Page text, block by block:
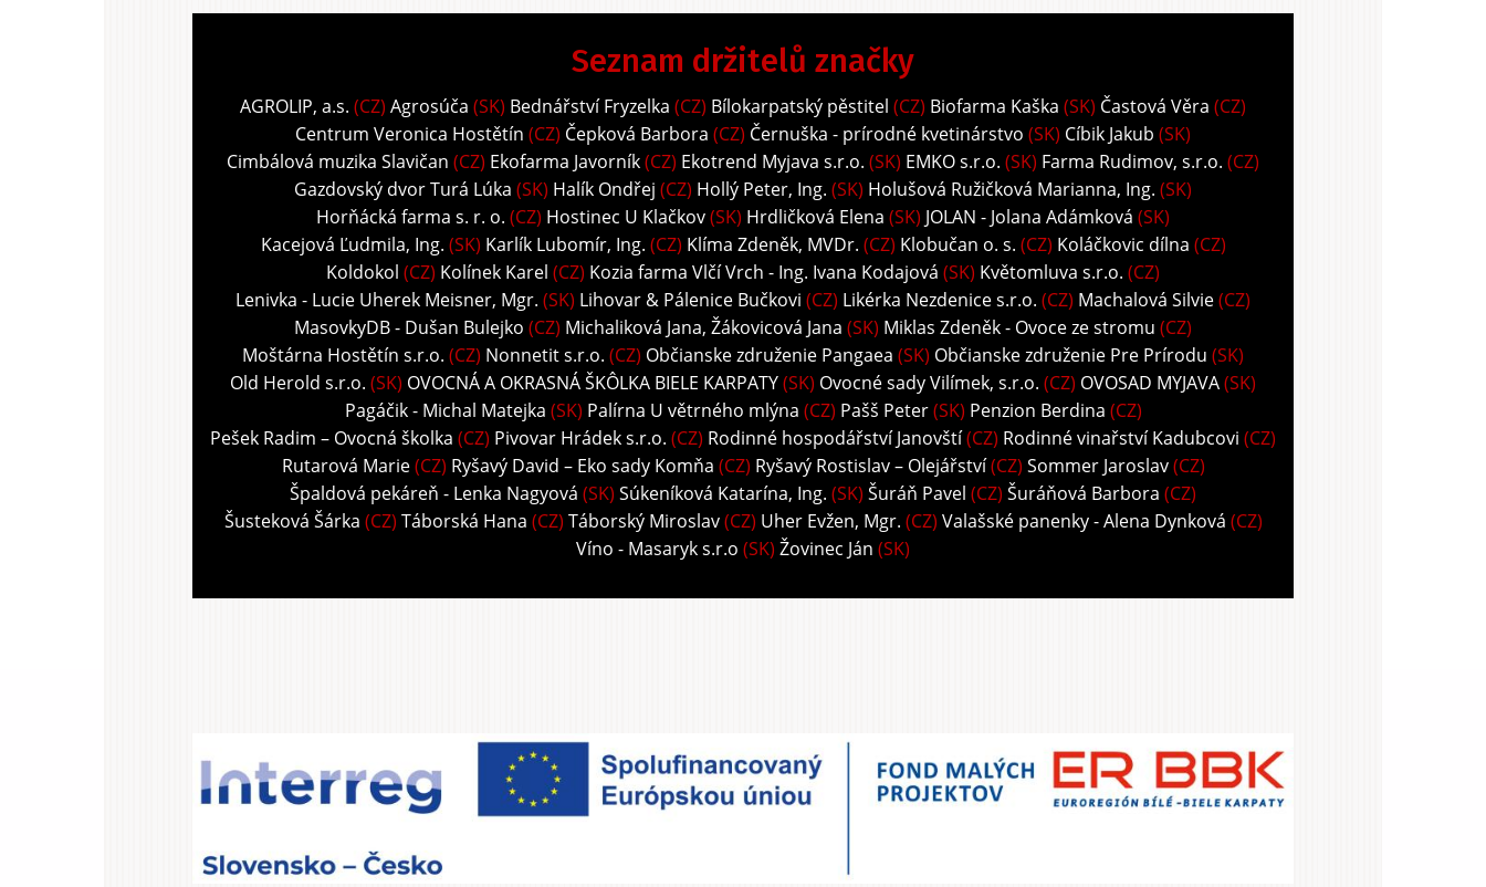
Seznam držitelů značky
AGROLIP, a.s. (CZ) Agrosúča (SK) Bednářství Fryzelka (CZ) Bílokarpatský pěstitel (CZ) Biofarma Kaška (SK) Častová Věra (CZ)
Centrum Veronica Hostětín (CZ) Čepková Barbora (CZ) Černuška - prírodné kvetinárstvo (SK) Cíbik Jakub (SK)
Cimbálová muzika Slavičan (CZ) Ekofarma Javorník(CZ) Ekotrend Myjava s.r.o. (SK) EMKO s.r.o. (SK) Farma Rudimov, s.r.o. (CZ)
Gazdovský dvor Turá Lúka (SK) Halík Ondřej (CZ) Hollý Peter, Ing. (SK) Holušová Ružičková Marianna, Ing. (SK)
Horňácká farma s. r. o. (CZ) Hostinec U Klačkov(SK) Hrdličková Elena (SK) JOLAN - Jolana Adámková (SK)
Kacejová Ľudmila, Ing. (SK) Karlík Lubomír, Ing. (CZ) Klíma Zdeněk, MVDr. (CZ) Klobučan o. s. (CZ) Koláčkovic dílna (CZ)
Koldokol (CZ) Kolínek Karel (CZ) Kozia farma Vlčí Vrch - Ing. Ivana Kodajová (SK) Květomluva s.r.o. (CZ)
Lenivka - Lucie Uherek Meisner, Mgr. (SK) Lihovar & Pálenice Bučkovi (CZ) Likérka Nezdenice s.r.o. (CZ) Machalová Silvie(CZ)
MasovkyDB - Dušan Bulejko (CZ) Michaliková Jana, Žákovicová Jana (SK) Miklas Zdeněk - Ovoce ze stromu (CZ)
Moštárna Hostětín s.r.o. (CZ) Nonnetit s.r.o. (CZ) Občianske združenie Pangaea (SK) Občianske združenie Pre Prírodu (SK)
Old Herold s.r.o. (SK) OVOCNÁ A OKRASNÁ ŠKÔLKA BIELE KARPATY(SK) Ovocné sady Vilímek, s.r.o. (CZ) OVOSAD MYJAVA(SK)
Pagáčik - Michal Matejka (SK) Palírna U větrného mlýna (CZ) Pašš Peter(SK) Penzion Berdina (CZ)
Pešek Radim – Ovocná školka (CZ) Pivovar Hrádek s.r.o. (CZ) Rodinné hospodářství Janovští(CZ) Rodinné vinařství Kadubcovi (CZ)
Rutarová Marie(CZ) Ryšavý David – Eko sady Komňa (CZ) Ryšavý Rostislav – Olejářství(CZ) Sommer Jaroslav(CZ)
Špaldová pekáreň - Lenka Nagyová (SK) Súkeníková Katarína, Ing. (SK) Šuráň Pavel (CZ) Šuráňová Barbora (CZ)
Šusteková Šárka (CZ) Táborská Hana (CZ) Táborský Miroslav(CZ) Uher Evžen, Mgr. (CZ) Valašské panenky - Alena Dynková (CZ)
Víno - Masaryk s.r.o (SK) Žovinec Ján (SK)